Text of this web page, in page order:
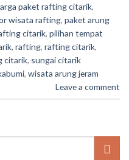
paket rafting citarik,
wisata rafting, paket arung
citarik, pilihan tempat
, rafting, rafting citarik,
citarik, sungai citarik
, wisata arung jeram
Leave a comment